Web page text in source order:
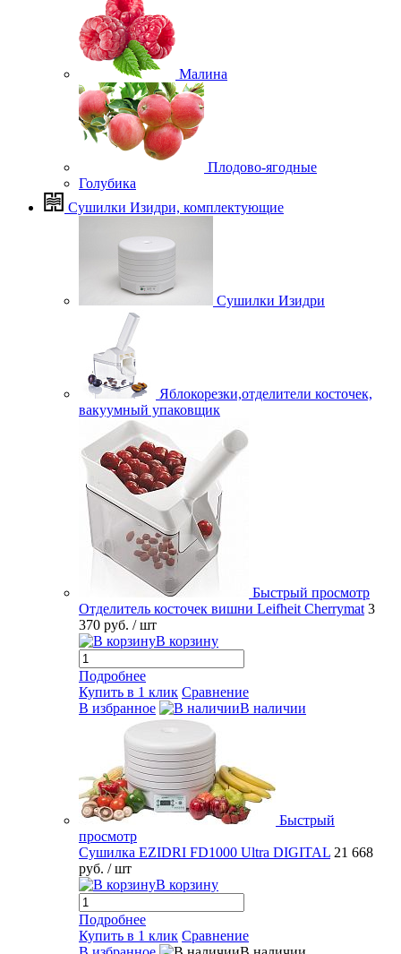
Малина
Плодово-ягодные
Голубика
Сушилки Изидри, комплектующие
Сушилки Изидри
Яблокорезки,отделители косточек,
вакуумный упаковщик
Быстрый просмотр
Отделитель косточек вишни Leifheit Cherrymat 3
370 руб. / шт
В корзину
Подробнее
Купить в 1 клик Сравнение
В избранное
В наличии
Быстрый
просмотр
Сушилка EZIDRI FD1000 Ultra DIGITAL 21 668
руб. / шт
В корзину
Подробнее
Купить в 1 клик Сравнение